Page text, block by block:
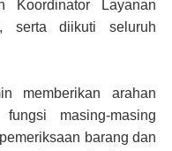
Koordinator Layanan
serta diikuti seluruh
memberikan arahan
masing-masing
barang dan